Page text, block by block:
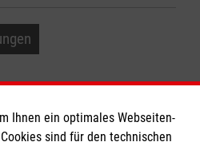
Ihnen ein optimales Webseiten-
sind für den technischen